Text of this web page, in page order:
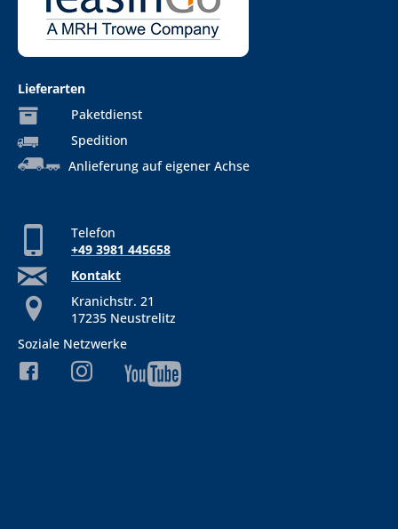
Lieferarten
Paketdienst
Spedition
Anlieferung auf eigener Achse
Telefon
+49 3981 445658
Kontakt
Kranichstr. 21
17235 Neustrelitz
Soziale Netzwerke